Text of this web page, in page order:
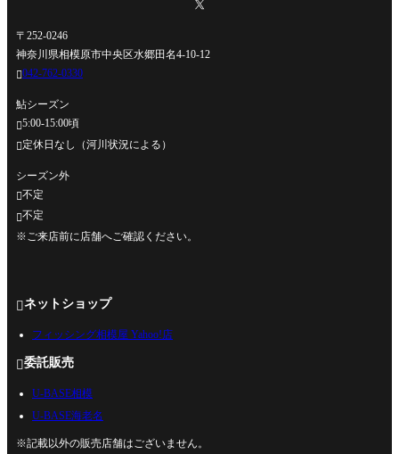
〒252-0246
神奈川県相模原市中央区水郷田名4-10-12
042-762-0330
鮎シーズン
5:00-15:00頃
定休日なし（河川状況による）
シーズン外
不定
不定
※ご来店前に店舗へご確認ください。
ネットショップ
フィッシング相模屋 Yahoo!店
委託販売
U-BASE相模
U-BASE海老名
※記載以外の販売店舗はございません。